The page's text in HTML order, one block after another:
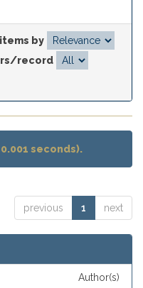
by
record
seconds).
previous 1 next
Author(s)